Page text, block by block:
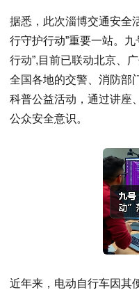
据悉，此次淄博交通安全
行守护行动”重要一站。
行动”,目前已联动北京、
全国各地的交警、消防部
科普公益活动，通过讲座
公众安全意识。
近年来，电动自行车因其